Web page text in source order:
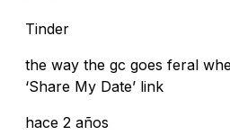
Tinder
the way the gc goes feral
‘Share My Date’ link
hace 2 años